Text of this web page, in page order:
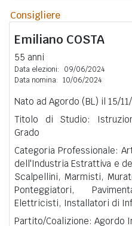
Consigliere
Emiliano COSTA
55 anni
Data elezioni:
09/06/2024
Data nomina: 10/06/2024
Nato ad Agordo (BL) il 15/
Titolo di Studio:
Grado
Categoria Professionale:
dell'Industria Estrattiva e
Scalpellini, Marmisti,
Ponteggiatori,
Elettricisti, Installatori di
Partito/Coalizione: Agordo